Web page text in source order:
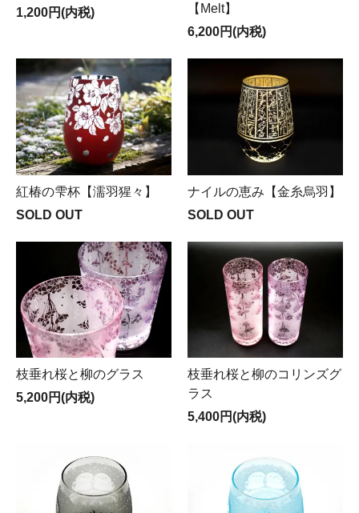
1,200円(内税)
【Melt】
6,200円(内税)
紅椿の雫杯【濡羽猩々】
SOLD OUT
ナイルの恵み【金糸烏羽】
SOLD OUT
枝垂れ桜と柳のグラス
5,200円(内税)
枝垂れ桜と柳のコリンズグ
ラス
5,400円(内税)